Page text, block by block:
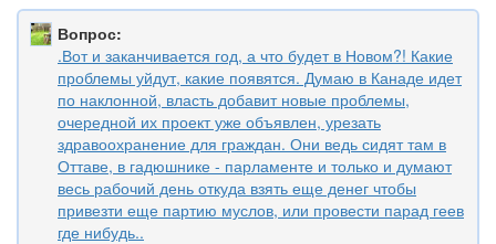
Вопрос:
.Вот и заканчивается год, а что будет в Новом?! Какие
проблемы уйдут, какие появятся. Думаю в Канаде идет
по наклонной, власть добавит новые проблемы,
очередной их проект уже объявлен, урезать
здравоохранение для граждан. Они ведь сидят там в
Оттаве, в гадюшнике - парламенте и только и думают
весь рабочий день откуда взять еще денег чтобы
привезти еще партию муслов, или провести парад геев
где нибудь..